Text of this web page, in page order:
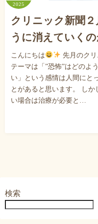
2025
クリニック新聞
うに消えていくの
こんにちは
先月のク
テーマは「”恐怖”はどのよ
い」という感情は人間にと
とがあると思います。 し
い場合は治療が必要と…
検索